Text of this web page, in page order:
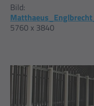
Bild:
5760 x 3840